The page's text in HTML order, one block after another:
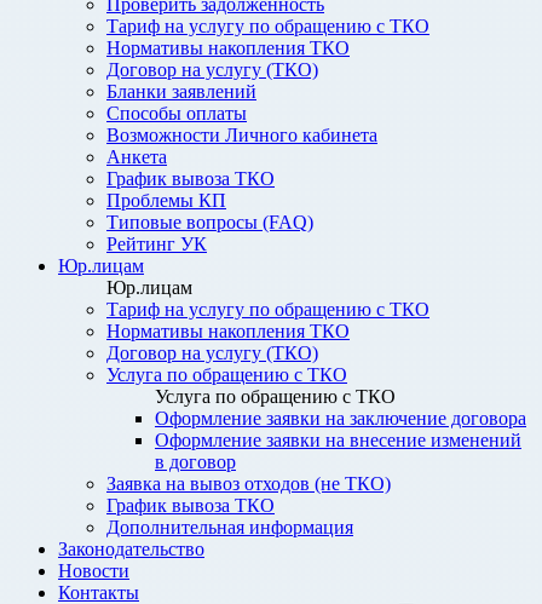
Проверить задолженность
Тариф на услугу по обращению с ТКО
Нормативы накопления ТКО
Договор на услугу (ТКО)
Бланки заявлений
Способы оплаты
Возможности Личного кабинета
Анкета
График вывоза ТКО
Проблемы КП
Типовые вопросы (FAQ)
Рейтинг УК
Юр.лицам
Юр.лицам
Тариф на услугу по обращению с ТКО
Нормативы накопления ТКО
Договор на услугу (ТКО)
Услуга по обращению с ТКО
Услуга по обращению с ТКО
Оформление заявки на заключение договора
Оформление заявки на внесение изменений
в договор
Заявка на вывоз отходов (не ТКО)
График вывоза ТКО
Дополнительная информация
Законодательство
Новости
Контакты